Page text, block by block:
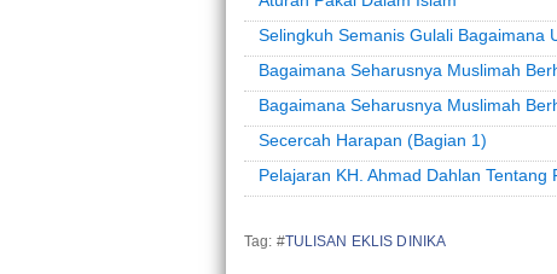
Selingkuh Semanis Gulali Bagaimana
Bagaimana Seharusnya Muslimah
Bagaimana Seharusnya Muslimah
Secercah Harapan (Bagian 1)
Pelajaran KH. Ahmad Dahlan Tentang
Tag: #TULISAN EKLIS DINIKA